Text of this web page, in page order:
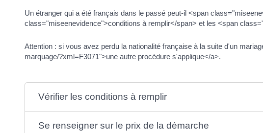
Un étranger qui a été français dans le passé peut-il <span
class="miseenevidence">conditions à remplir</span> et les <span
Attention : si vous avez perdu la nationalité française à la suite d'un
marquage/?xml=F3071">une autre procédure s'applique</a>.
Vérifier les conditions à remplir
Se renseigner sur le prix de la démarche